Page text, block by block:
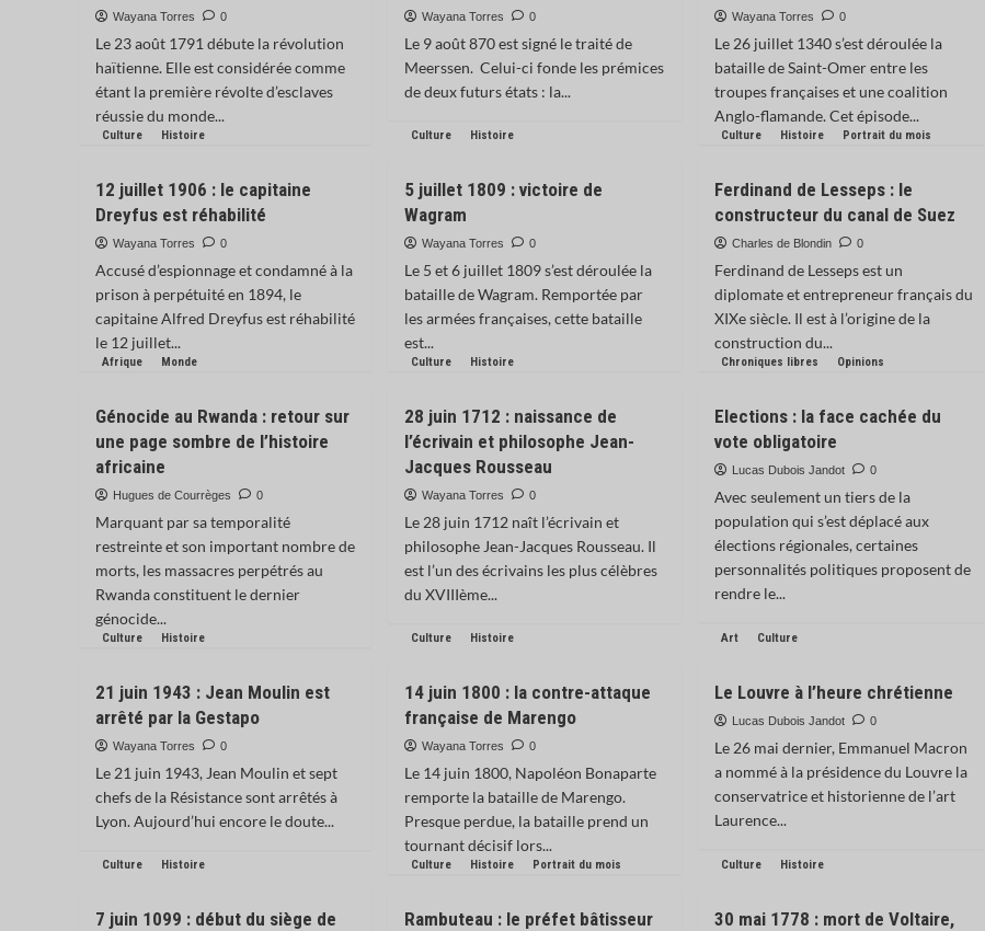
Wayana Torres 0
Le 23 août 1791 débute la révolution
haïtienne. Elle est considérée comme
étant la première révolte d’esclaves
réussie du monde...
Wayana Torres 0
Le 9 août 870 est signé le traité de
Meerssen. Celui-ci fonde les prémices
de deux futurs états : la...
Wayana Torres 0
Le 26 juillet 1340 s’est déroulée la
bataille de Saint-Omer entre les
troupes françaises et une coalition
Anglo-flamande. Cet épisode...
Culture Histoire
12 juillet 1906 : le capitaine
Dreyfus est réhabilité
Wayana Torres 0
Accusé d’espionnage et condamné à la
prison à perpétuité en 1894, le
capitaine Alfred Dreyfus est réhabilité
le 12 juillet...
Culture Histoire
5 juillet 1809 : victoire de
Wagram
Wayana Torres 0
Le 5 et 6 juillet 1809 s’est déroulée la
bataille de Wagram. Remportée par
les armées françaises, cette bataille
est...
Culture Histoire Portrait du mois
Ferdinand de Lesseps : le
constructeur du canal de Suez
Charles de Blondin 0
Ferdinand de Lesseps est un
diplomate et entrepreneur français du
XIXe siècle. Il est à l’origine de la
construction du...
Afrique Monde
Génocide au Rwanda : retour sur
une page sombre de l’histoire
africaine
Hugues de Courrèges 0
Marquant par sa temporalité
restreinte et son important nombre de
morts, les massacres perpétrés au
Rwanda constituent le dernier
génocide...
Culture Histoire
28 juin 1712 : naissance de
l’écrivain et philosophe Jean-
Jacques Rousseau
Wayana Torres 0
Le 28 juin 1712 naît l’écrivain et
philosophe Jean-Jacques Rousseau. Il
est l’un des écrivains les plus célèbres
du XVIIIème...
Chroniques libres Opinions
Elections : la face cachée du
vote obligatoire
Lucas Dubois Jandot 0
Avec seulement un tiers de la
population qui s’est déplacé aux
élections régionales, certaines
personnalités politiques proposent de
rendre le...
Culture Histoire
21 juin 1943 : Jean Moulin est
arrêté par la Gestapo
Wayana Torres 0
Le 21 juin 1943, Jean Moulin et sept
chefs de la Résistance sont arrêtés à
Lyon. Aujourd’hui encore le doute...
Culture Histoire
14 juin 1800 : la contre-attaque
française de Marengo
Wayana Torres 0
Le 14 juin 1800, Napoléon Bonaparte
remporte la bataille de Marengo.
Presque perdue, la bataille prend un
tournant décisif lors...
Art Culture
Le Louvre à l’heure chrétienne
Lucas Dubois Jandot 0
Le 26 mai dernier, Emmanuel Macron
a nommé à la présidence du Louvre la
conservatrice et historienne de l’art
Laurence...
Culture Histoire
7 juin 1099 : début du siège de
Culture Histoire Portrait du mois
Rambuteau : le préfet bâtisseur
Culture Histoire
30 mai 1778 : mort de Voltaire,